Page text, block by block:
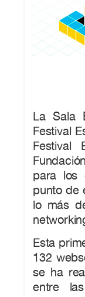
La Sala
Festival
Festival
para los
punto de
lo más
Esta
132
se ha
entre